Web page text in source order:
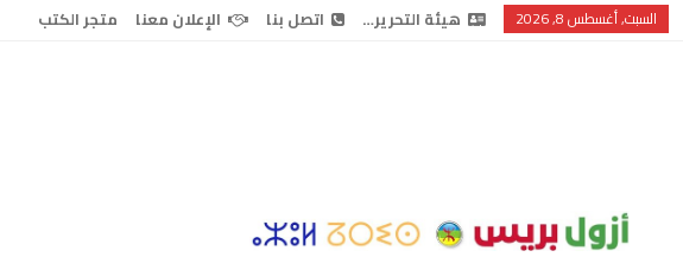
السبت, أغسطس 8, 2026 هيئة التحرير… اتصل بنا الإعلان معنا متجر الكتب